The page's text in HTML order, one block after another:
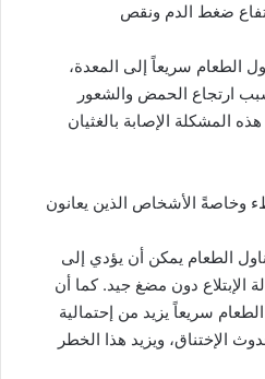
ضغط الدم ونقص
الطعام سريعاً إلى المعدة،
ارتجاع الحمض والشعور
المشكلة الإصابة بالغثيان
وخاصةً الأشخاص الذين يعانون
الطعام يمكن أن يؤدي إلى
الإبتلاع دون مضغ جيد. كما أن
سريعاً يزيد من إحتمالية
الإختناق، ويزيد هذا الخطر